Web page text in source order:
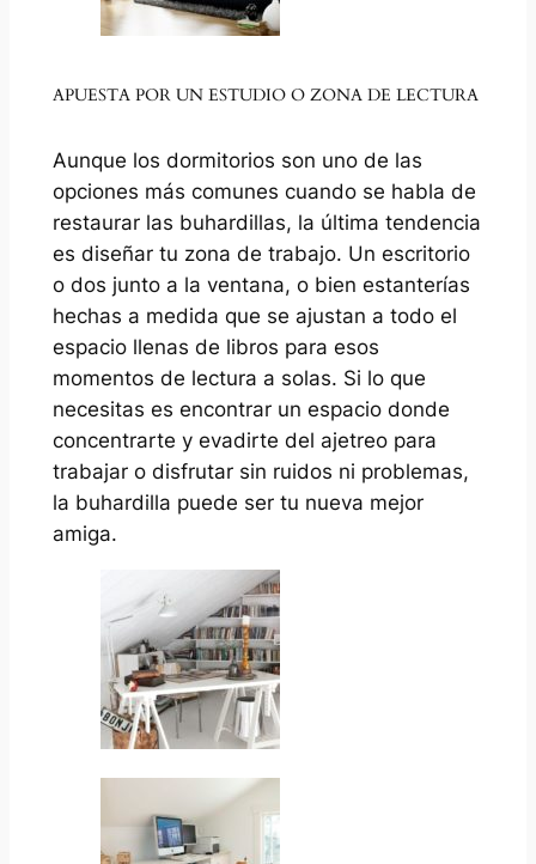
APUESTA POR UN ESTUDIO O ZONA DE LECTURA
Aunque los dormitorios son uno de las
opciones más comunes cuando se habla de
restaurar las buhardillas, la última tendencia
es diseñar tu zona de trabajo. Un escritorio
o dos junto a la ventana, o bien estanterías
hechas a medida que se ajustan a todo el
espacio llenas de libros para esos
momentos de lectura a solas. Si lo que
necesitas es encontrar un espacio donde
concentrarte y evadirte del ajetreo para
trabajar o disfrutar sin ruidos ni problemas,
la buhardilla puede ser tu nueva mejor
amiga.